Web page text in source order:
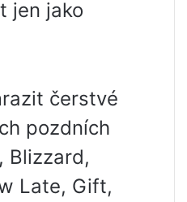
jen jako
čerstvé
pozdních
Blizzard,
Late, Gift,